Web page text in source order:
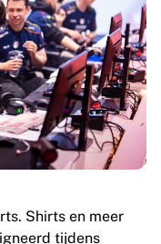
Shirts en meer
tijdens